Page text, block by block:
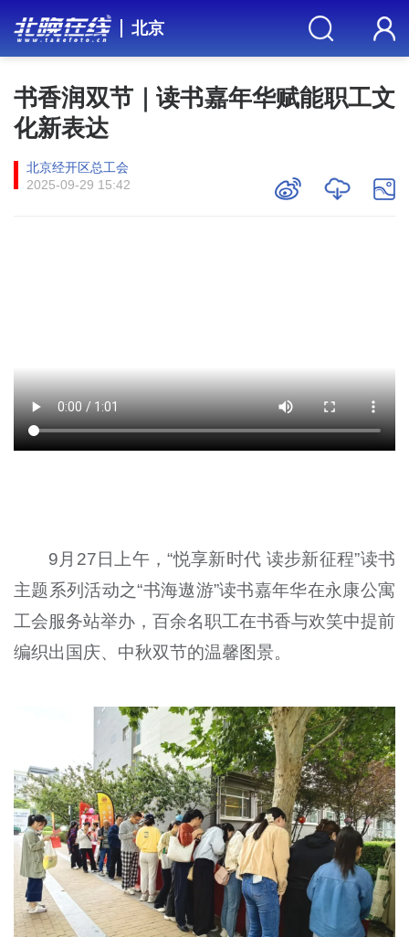
北京
书香润双节｜读书嘉年华赋能职工文
化新表达
北京经开区总工会
2025-09-29 15:42
‍9月27日上午，“悦享新时代 读步新征程”读书
主题系列活动之“书海遨游”读书嘉年华在永康公寓
工会服务站举办，百余名职工在书香与欢笑中提前
编织出国庆、中秋双节的温馨图景。